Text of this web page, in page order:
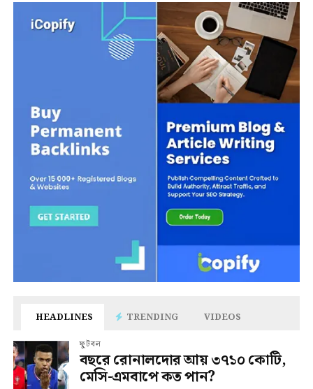
HEADLINES TRENDING VIDEOS
ফুটবল
বছরে রোনালদোর আয় ৩৭১০ কোটি,
মেসি-এমবাপে কত পান?